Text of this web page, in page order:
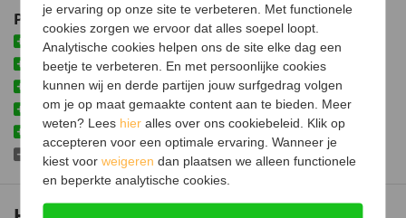
Plus- en minpunten
Vervaardigd uit hoogwaardig materiaal
Inclusief klemband om meerdere buizen vast te zetten
Met milieuvriendelijk isolatiemateriaal
Eenvoudig insteeksysteem
Zorgt voor extra draagkracht
Alleen geschikt voor buiten
je ervaring op onze site te verbeteren. Met functionele
cookies zorgen we ervoor dat alles soepel loopt.
Analytische cookies helpen ons de site elke dag een
beetje te verbeteren. En met persoonlijke cookies
kunnen wij en derde partijen jouw surfgedrag volgen
om je op maat gemaakte content aan te bieden. Meer
weten? Lees hier alles over ons cookiebeleid. Klik op
accepteren voor een optimale ervaring. Wanneer je
kiest voorweigeren dan plaatsen we alleen functionele
en beperkte analytische cookies.